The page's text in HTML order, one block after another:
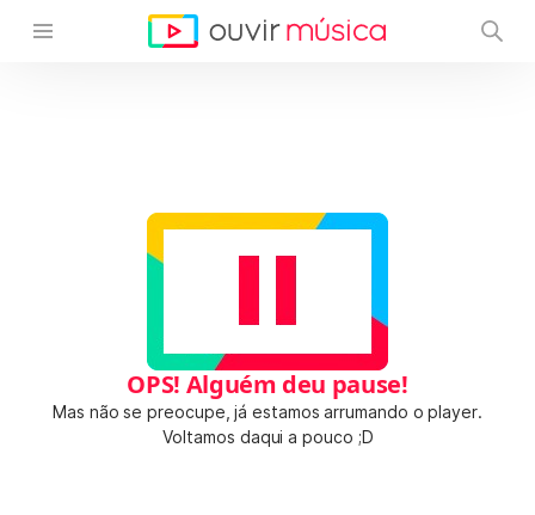
OPS! Alguém deu pause!
Mas não se preocupe, já estamos arrumando o player.
Voltamos daqui a pouco ;D